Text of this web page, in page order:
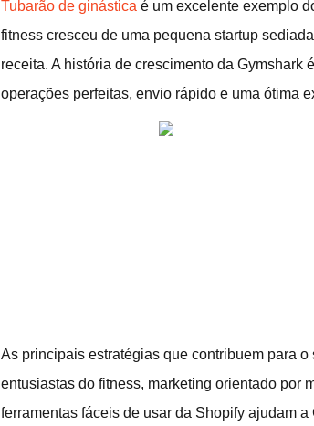
Tubarão de ginástica é um excelente exemplo
fitness cresceu de uma pequena startup
receita. A história de crescimento da
operações perfeitas, envio rápido e uma ótima
As principais estratégias que contribuem para
entusiastas do fitness, marketing orientado por
ferramentas fáceis de usar da Shopify ajudam